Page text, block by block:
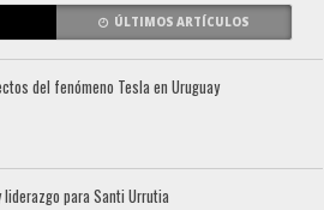
ÚLTIMOS ARTÍCULOS
del fenómeno Tesla en Uruguay
liderazgo para Santi Urrutia